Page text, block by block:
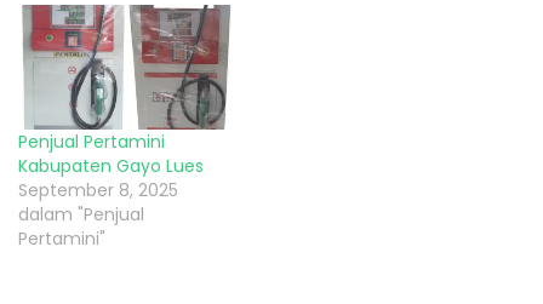
Penjual Pertamini
Kabupaten Gayo Lues
September 8, 2025
dalam "Penjual
Pertamini"